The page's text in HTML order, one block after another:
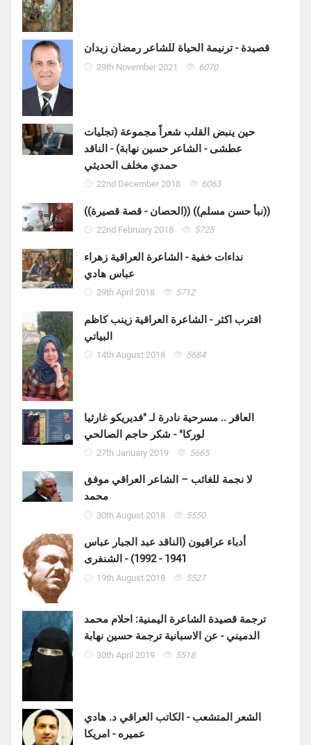
قصيدة - ترنيمة الحياة للشاعر رمضان زيدان
29th November 2021 6070
حين ينبض القلب شعراً مجموعة (تجليات
عطشى - الشاعر حسين نهابة) - الناقد
حمدي مخلف الحديثي
22nd December 2018 6063
((الحصان - قصة قصيرة)) ((نبأ حسن مسلم))
22nd February 2018 5725
نداءات خفية - الشاعرة العراقية زهراء
عباس هادي
29th April 2018 5712
اقترب اكثر - الشاعرة العراقية زينب كاظم
البياتي
14th August 2018 5684
العاقر .. مسرحية نادرة لـ "فديريكو غارثيا
لوركا" - شكر حاجم الصالحي
27th January 2019 5665
لا نجمة للغائب – الشاعر العراقي موفق
محمد
30th August 2018 5550
أدباء عراقيون (الناقد عبد الجبار عباس
1941 - 1992) - الشنفرى
19th August 2018 5527
ترجمة قصيدة الشاعرة اليمنية: احلام محمد
الدميني - عن الاسبانية ترجمة حسين نهابة
30th April 2019 5518
الشعر المتشعب - الكاتب العراقي د. هادي
عميره - امريكا